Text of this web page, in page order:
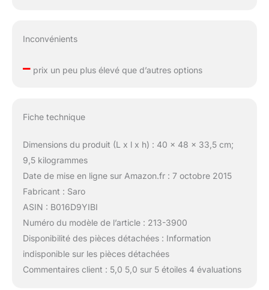
Inconvénients
–prix un peu plus élevé que d’autres options
Fiche technique
Dimensions du produit (L x l x h) : 40 x 48 x 33,5 cm;
9,5 kilogrammes
Date de mise en ligne sur Amazon.fr : 7 octobre 2015
Fabricant : Saro
ASIN : B016D9YIBI
Numéro du modèle de l’article : 213-3900
Disponibilité des pièces détachées : Information
indisponible sur les pièces détachées
Commentaires client : 5,0 5,0 sur 5 étoiles 4 évaluations